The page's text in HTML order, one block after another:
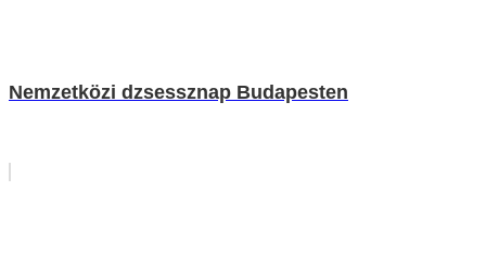
Nemzetközi dzsessznap Budapesten